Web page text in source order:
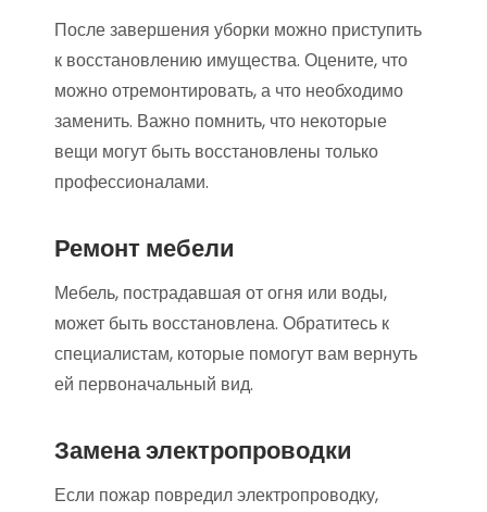
После завершения уборки можно приступить
к восстановлению имущества. Оцените, что
можно отремонтировать, а что необходимо
заменить. Важно помнить, что некоторые
вещи могут быть восстановлены только
профессионалами.
Ремонт мебели
Мебель, пострадавшая от огня или воды,
может быть восстановлена. Обратитесь к
специалистам, которые помогут вам вернуть
ей первоначальный вид.
Замена электропроводки
Если пожар повредил электропроводку,